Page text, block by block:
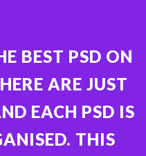
BEST PSD ON
ARE JUST
EACH PSD IS
THIS